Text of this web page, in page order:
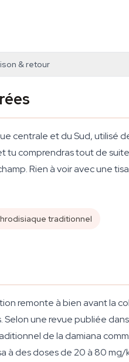
& retour
centrale et du Sud, utilisé
tu comprendras tout de
Rien à voir avec une
traditionnel
remonte à bien avant la
une revue publiée dans
de la damiana
à des doses de 20 à 80 mg/